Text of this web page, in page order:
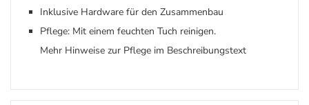
Inklusive Hardware für den Zusammenbau
Pflege: Mit einem feuchten Tuch reinigen.
Mehr Hinweise zur Pflege im Beschreibungstext